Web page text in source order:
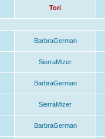
Tori
BarbraGerman
SierraMizer
BarbraGerman
SierraMizer
BarbraGerman